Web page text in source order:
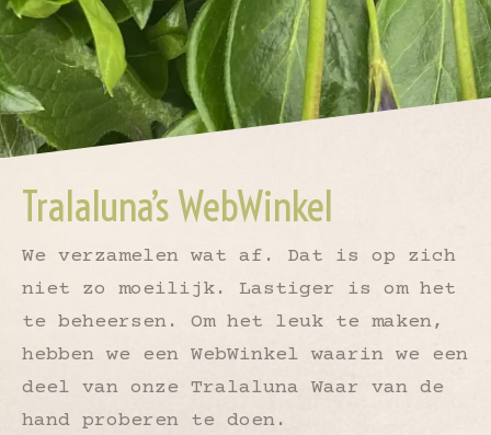
Tralaluna’s WebWinkel
We verzamelen wat af. Dat is op zich
niet zo moeilijk. Lastiger is om het
te beheersen. Om het leuk te maken,
hebben we een WebWinkel waarin we een
deel van onze Tralaluna Waar van de
hand proberen te doen.